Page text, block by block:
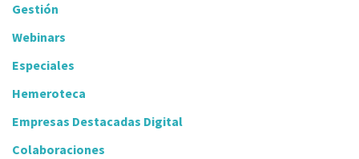
Gestión
Webinars
Especiales
Hemeroteca
Empresas Destacadas Digital
Colaboraciones